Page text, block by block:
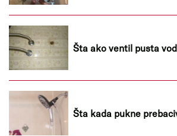
Šta ako ventil pusta
Šta kada pukne